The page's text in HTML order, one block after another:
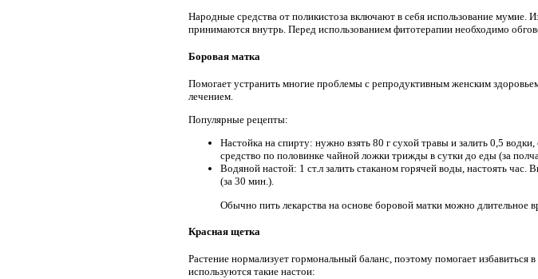
Народные средства от поликистоза включают в себя использование мумие.
принимаются внутрь. Перед использованием фитотерапии необходимо
Боровая матка
Помогает устранить многие проблемы с репродуктивным женским
лечением.
Популярные рецепты:
Настойка на спирту: нужно взять 80 г сухой травы и залить 0,5
средство по половинке чайной ложки трижды в сутки до еды (за
Водяной настой: 1 ст.л залить стаканом горячей воды, настоять
(за 30 мин.).
Обычно пить лекарства на основе боровой матки можно длительное
Красная щетка
Растение нормализует гормональный баланс, поэтому помогает
используются такие настои: